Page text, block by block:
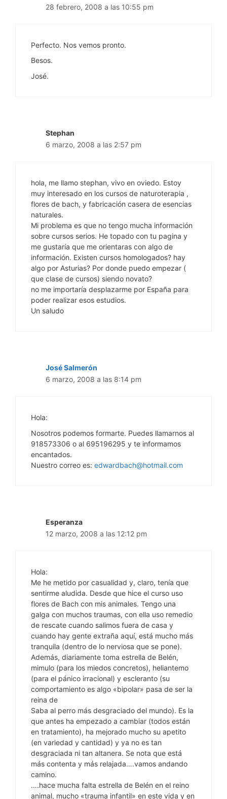
28 febrero, 2008 a las 10:55 pm
Perfecto. Nos vemos pronto.
Besos.
José.
Stephan
6 marzo, 2008 a las 2:57 pm
hola, me llamo stephan, vivo en oviedo. Estoy
muy interesado en los cursos de naturoterapia ,
flores de bach, y fabricación casera de esencias
naturales.
Mi problema es que no tengo mucha información
sobre cursos serios. He topado con tu pagina y
me gustaría que me orientaras con algo de
información. Existen cursos homologados? hay
algo por Asturias? Por donde puedo empezar (
que clase de cursos) siendo novato?
no me importaría desplazarme por España para
poder realizar esos estudios.
Un saludo
José Salmerón
6 marzo, 2008 a las 8:14 pm
Hola:
Nosotros podemos formarte. Puedes llamarnos al
918573306 o al 695196295 y te informamos
encantados.
Nuestro correo es: edwardbach@hotmail.com
Esperanza
12 marzo, 2008 a las 12:12 pm
Hola:
Me he metido por casualidad y, claro, tenía que
sentirme aludida. Desde que hice el curso uso
flores de Bach con mis animales. Tengo una
galga con muchos traumas, con ella uso remedio
de rescate cuando salimos fuera de casa y
cuando hay gente extraña aquí, está mucho más
tranquila (dentro de lo nerviosa que se pone).
Además, diariamente toma estrella de Belén,
mimulo (para los miedos concretos), heliantemo
(para el pánico irracional) y escleranto (su
comportamiento es algo «bipolar» pasa de ser la
reina de
Saba al perro más desgraciado del mundo). Es la
que antes ha empezado a cambiar (todos están
en tratamiento), ha mejorado mucho su apetito
(en variedad y cantidad) y ya no es tan
desgraciada ni tan altanera. Se nota que está
más contenta y más relajada….vamos andando
camino.
….hace mucha falta estrella de Belén en el reino
animal, mucho «trauma infantil» en este vida y en